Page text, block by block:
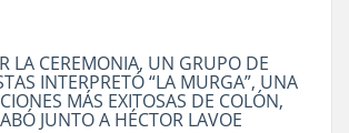
LA CEREMONIA, UN GRUPO DE
INTERPRETÓ “LA MURGA”, UNA
MÁS EXITOSAS DE COLÓN,
JUNTO A HÉCTOR LAVOE